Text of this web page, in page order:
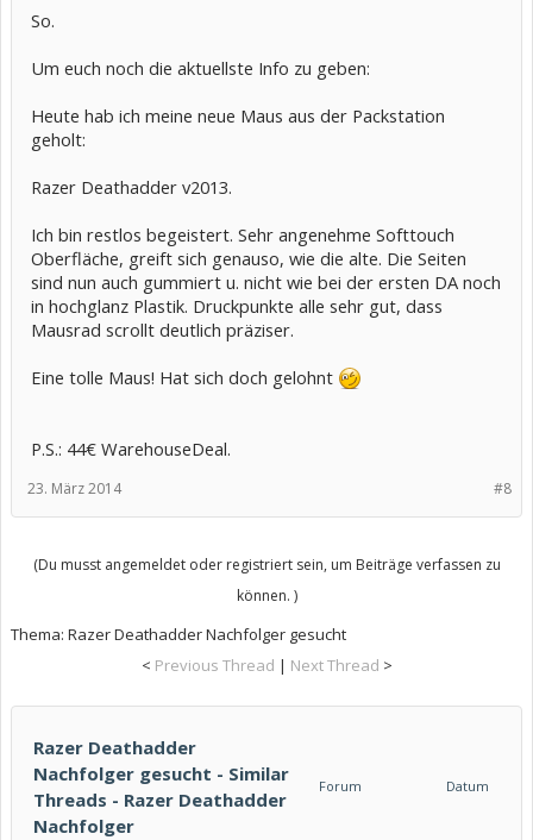
So.
Um euch noch die aktuellste Info zu geben:
Heute hab ich meine neue Maus aus der Packstation
geholt:
Razer Deathadder v2013.
Ich bin restlos begeistert. Sehr angenehme Softtouch
Oberfläche, greift sich genauso, wie die alte. Die Seiten
sind nun auch gummiert u. nicht wie bei der ersten DA noch
in hochglanz Plastik. Druckpunkte alle sehr gut, dass
Mausrad scrollt deutlich präziser.
Eine tolle Maus! Hat sich doch gelohnt
P.S.: 44€ WarehouseDeal.
#8
23. März 2014
(Du musst angemeldet oder registriert sein, um Beiträge verfassen zu
können. )
Thema: Razer Deathadder Nachfolger gesucht
< Previous Thread | Next Thread >
Razer Deathadder
Nachfolger gesucht - Similar
Threads - Razer Deathadder
Nachfolger
Forum Datum